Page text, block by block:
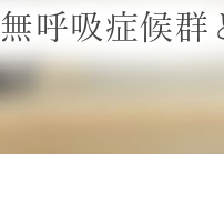
呼吸症候群